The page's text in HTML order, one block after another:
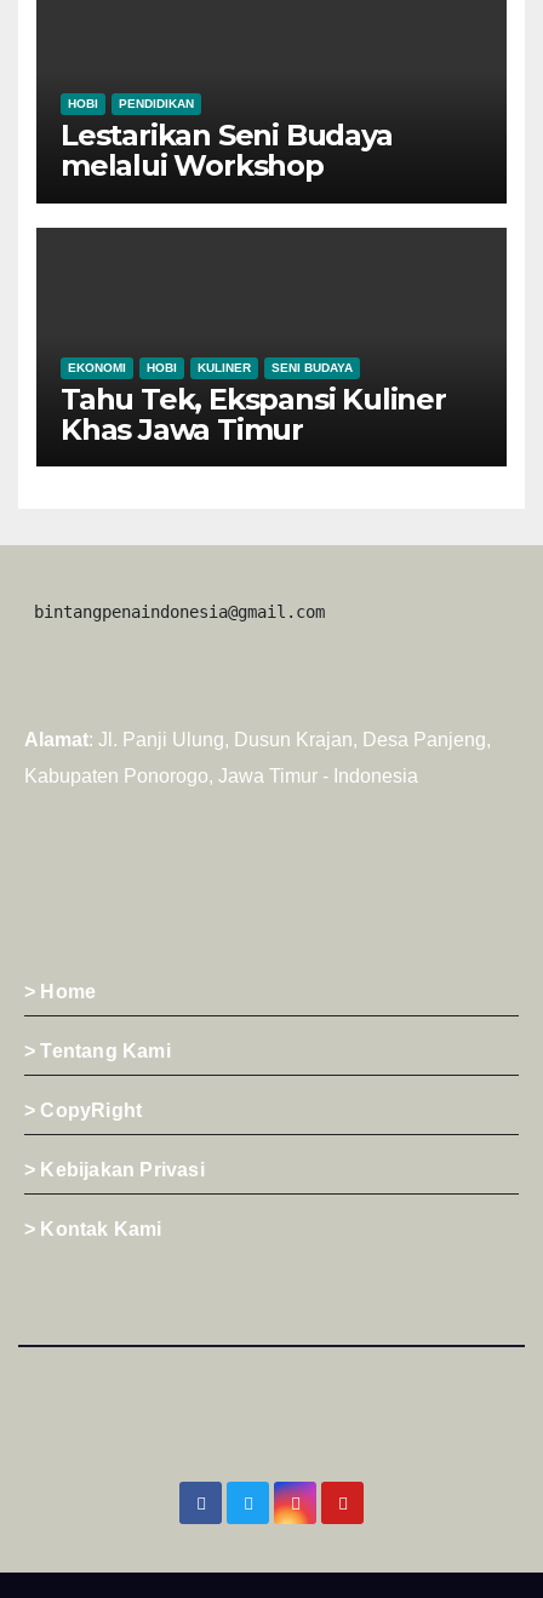
HOBI PENDIDIKAN
Lestarikan Seni Budaya
melalui Workshop
Pertunjukan Tari Tradisional
Ponorogo
EKONOMI HOBI KULINER SENI BUDAYA
Tahu Tek, Ekspansi Kuliner
Khas Jawa Timur
bintangpenaindonesia@gmail.com
Alamat: Jl. Panji Ulung, Dusun Krajan, Desa Panjeng,
Kabupaten Ponorogo, Jawa Timur - Indonesia
> Home
> Tentang Kami
> CopyRight
> Kebijakan Privasi
> Kontak Kami